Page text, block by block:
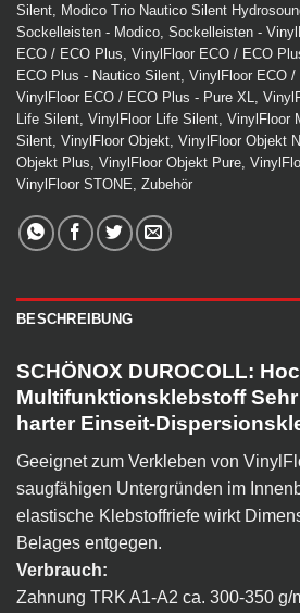
Silent
Modico Trio Nautico Silent
Sockelleisten - Modico Sockelleisten -
ECO / ECO Plus VinylFloor ECO / ECO
ECO Plus - Nautico Silent VinylFloor ECO
VinylFloor ECO / ECO Plus - Pure XL
Life Silent VinylFloor Life Silent VinylFloor
Silent VinylFloor Objekt VinylFloor Objekt
Objekt Plus VinylFloor Objekt Pure
VinylFloor STONE Zubehör
BESCHREIBUNG
SCHÖNOX DUROCOLL:
Multifunktionsklebstoff
harter Einseit-
Geeignet zum Verkleben von
saugfähigen Untergründen im
elastische Klebstoffriefe wirkt
Belages entgegen.
Verbrauch:
Zahnung TRK A1-A2 ca. 300-350 g/